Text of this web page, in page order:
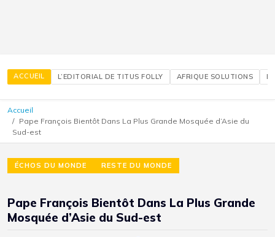
ACCUEIL L’EDITORIAL DE TITUS FOLLY AFRIQUE SOLUTIONS
Accueil
Pape François Bientôt Dans La Plus Grande Mosquée d’Asie du
Sud-est
ÉCHOS DU MONDE RESTE DU MONDE
Pape François Bientôt Dans La Plus Grande
Mosquée d’Asie du Sud-est